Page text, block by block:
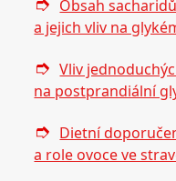
Obsah
a jejich vliv na
Vliv
na postprandiální
Dietní
a role ovoce ve